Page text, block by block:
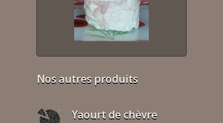
Nos autres produits
Yaourt de chèvre